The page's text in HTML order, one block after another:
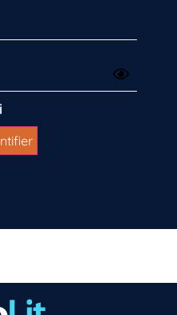
inscrit à Biolit ?